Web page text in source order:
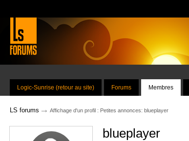
Logic-Sunrise (retour au site) Forums Membres
LS forums → Affichage d'un profil : Petites annonces: blueplayer
blueplayer